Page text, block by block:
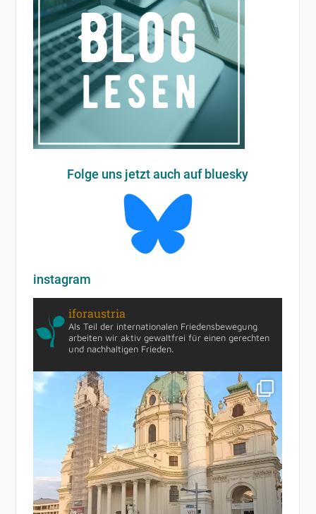
Folge uns jetzt auch auf bluesky
instagram
iforaustria
Als Teil der internationalen Friedensbewegung
arbeiten wir aktiv gewaltfrei für einen gerechten
und nachhaltigen Frieden.